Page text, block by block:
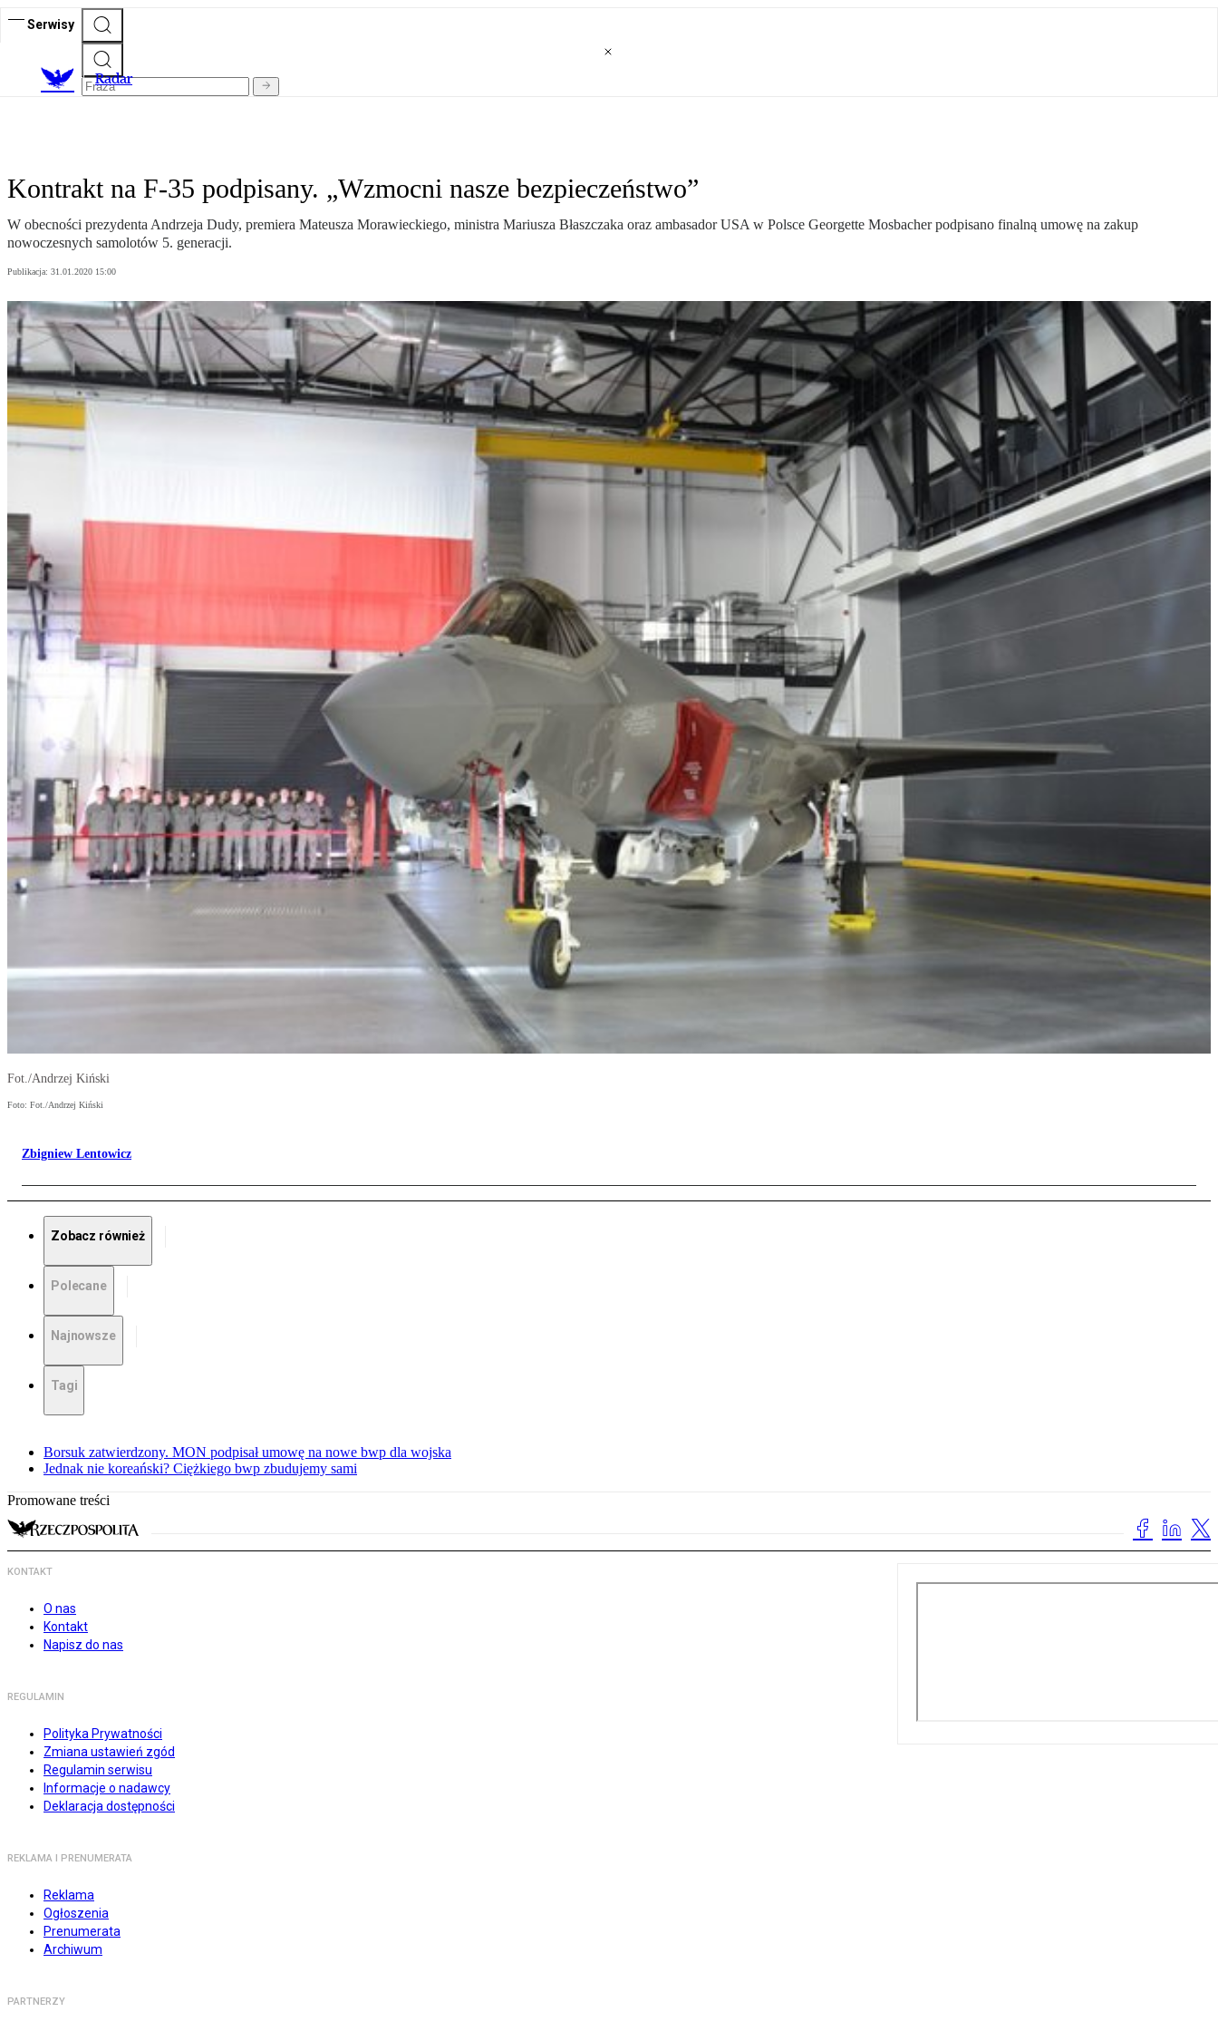
Serwisy
Radar
Kontrakt na F-35 podpisany. „Wzmocni nasze bezpieczeństwo”
W obecności prezydenta Andrzeja Dudy, premiera Mateusza Morawieckiego, ministra Mariusza Błaszczaka oraz ambasador USA w Polsce Georgette Mosbacher podpisano finalną umowę na zakup
nowoczesnych samolotów 5. generacji.
Publikacja: 31.01.2020 15:00
Fot./Andrzej Kiński
Foto: Fot./Andrzej Kiński
Zbigniew Lentowicz
Zobacz również
Polecane
Najnowsze
Tagi
Borsuk zatwierdzony. MON podpisał umowę na nowe bwp dla wojska
Jednak nie koreański? Ciężkiego bwp zbudujemy sami
Promowane treści
KONTAKT
O nas
Kontakt
Napisz do nas
REGULAMIN
Polityka Prywatności
Zmiana ustawień zgód
Regulamin serwisu
Informacje o nadawcy
Deklaracja dostępności
REKLAMA I PRENUMERATA
Reklama
Ogłoszenia
Prenumerata
Archiwum
PARTNERZY